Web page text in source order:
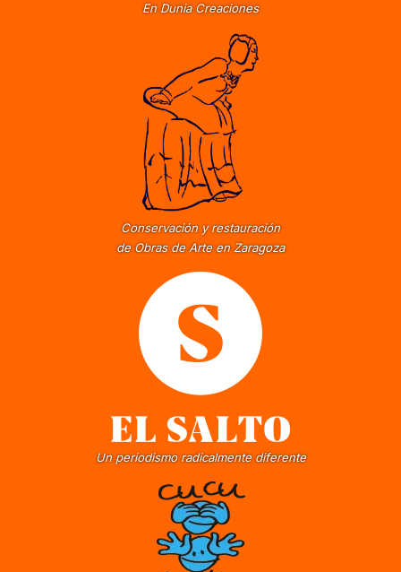
En Dunia Creaciones
Conservación y restauración
de Obras de Arte en Zaragoza
Un periodismo radicalmente diferente